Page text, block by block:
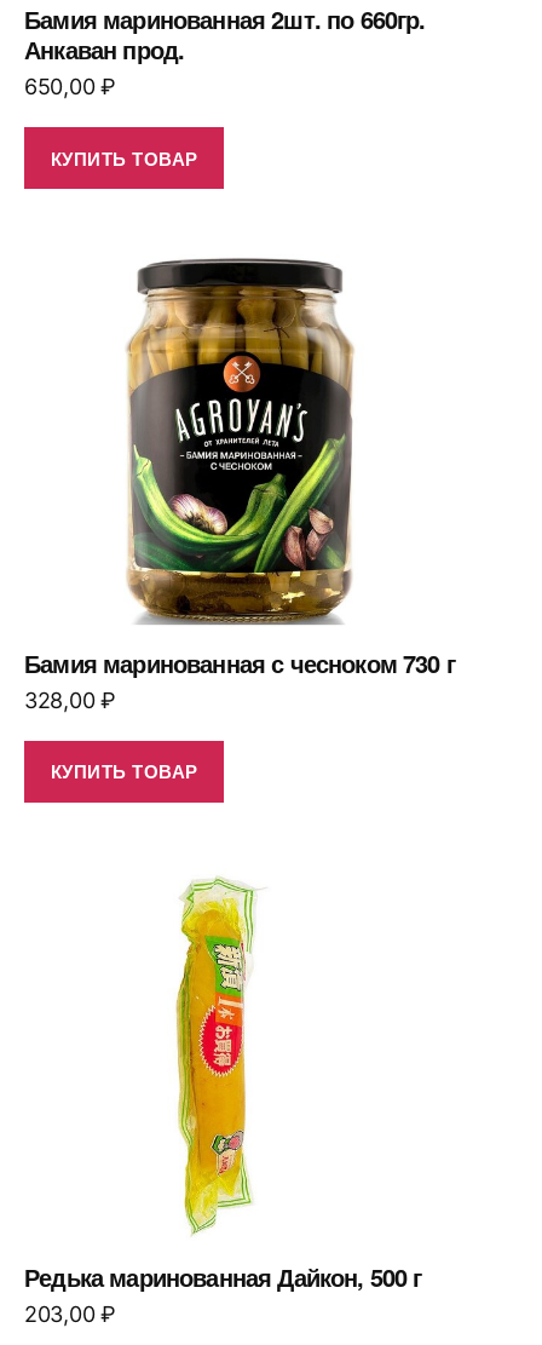
Бамия маринованная 2шт. по 660гр.
Анкаван прод.
650,00₽
КУПИТЬ ТОВАР
Бамия маринованная с чесноком 730 г
328,00₽
КУПИТЬ ТОВАР
Редька маринованная Дайкон, 500 г
203,00₽